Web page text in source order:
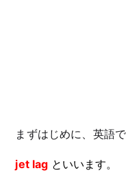
まずはじめに、英語
jet lag といいます。